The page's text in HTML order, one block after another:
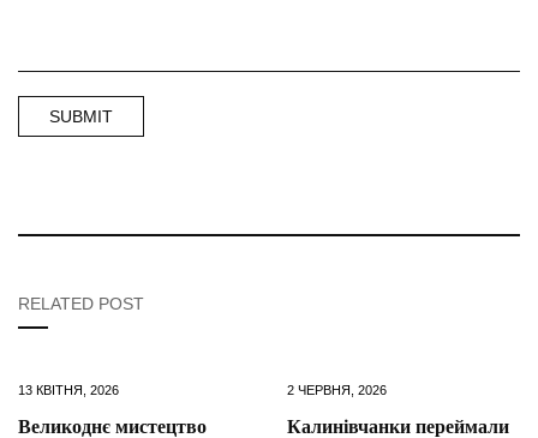
RELATED POST
13 КВІТНЯ, 2026
Великоднє мистецтво
2 ЧЕРВНЯ, 2026
Калинівчанки переймали